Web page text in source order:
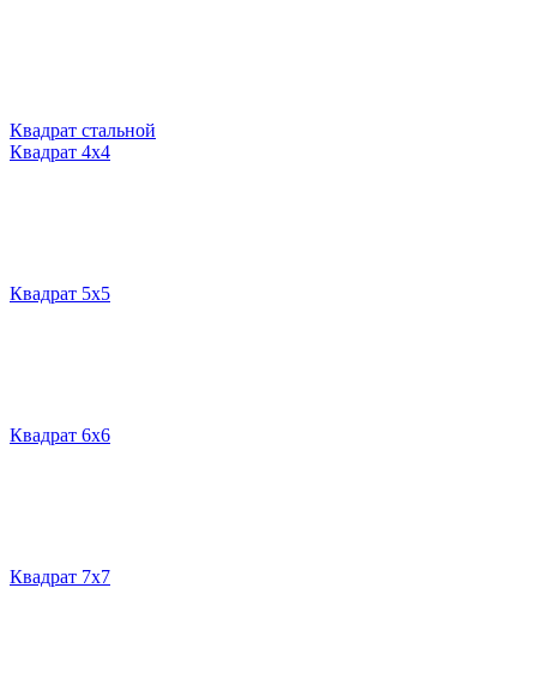
Квадрат стальной
Квадрат 4х4
Квадрат 5х5
Квадрат 6х6
Квадрат 7х7